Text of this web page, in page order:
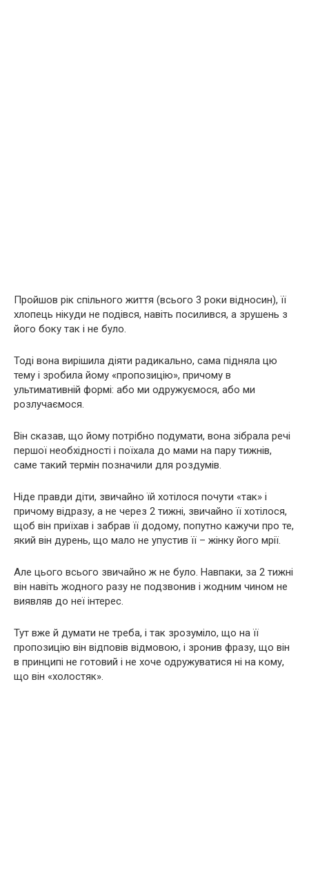
Пройшов рік спільного життя (всього 3 роки відносин), її
хлопець нікуди не подівся, навіть посилився, а зрушень з
його боку так і не було.
Тоді вона вирішила діяти радикально, сама підняла цю
тему і зробила йому «пропозицію», причому в
ультимативній формі: або ми одружуємося, або ми
розлучаємося.
Він сказав, що йому потрібно подумати, вона зібрала речі
першої необхідності і поїхала до мами на пару тижнів,
саме такий термін позначили для роздумів.
Ніде правди діти, звичайно їй хотілося почути «так» і
причому відразу, а не через 2 тижні, звичайно її хотілося,
щоб він приїхав і забрав її додому, попутно кажучи про те,
який він дурень, що мало не упустив її – жінку його мрії.
Але цього всього звичайно ж не було. Навпаки, за 2 тижні
він навіть жодного разу не подзвонив і жодним чином не
виявляв до неї інтерес.
Тут вже й думати не треба, і так зрозуміло, що на її
пропозицію він відповів відмовою, і зронив фразу, що він
в принципі не готовий і не хоче одружуватися ні на кому,
що він «холостяк».